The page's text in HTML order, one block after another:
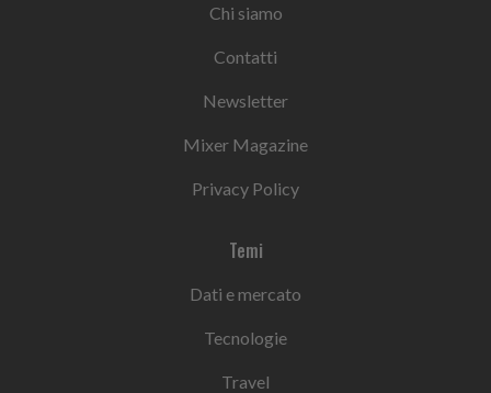
Chi siamo
Contatti
Newsletter
Mixer Magazine
Privacy Policy
Temi
Dati e mercato
Tecnologie
Travel